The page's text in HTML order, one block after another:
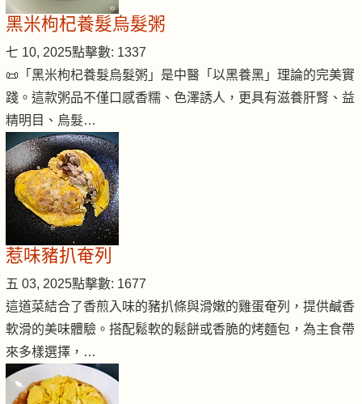
黑米枸杞養髮烏髮粥
七 10, 2025點擊數: 1337
📜「黑米枸杞養髮烏髮粥」是中醫「以黑養黑」理論的完美實
踐。這款粥品不僅口感香糯、色澤誘人，更具有滋養肝腎、益
精明目、烏髮…
惹味豬扒奄列
五 03, 2025點擊數: 1677
這道菜結合了香煎入味的豬扒條與滑嫩的雞蛋奄列，提供鹹香
軟滑的美味體驗。搭配鬆軟的鬆餅或香脆的烤麵包，為主食帶
來多樣選擇，…